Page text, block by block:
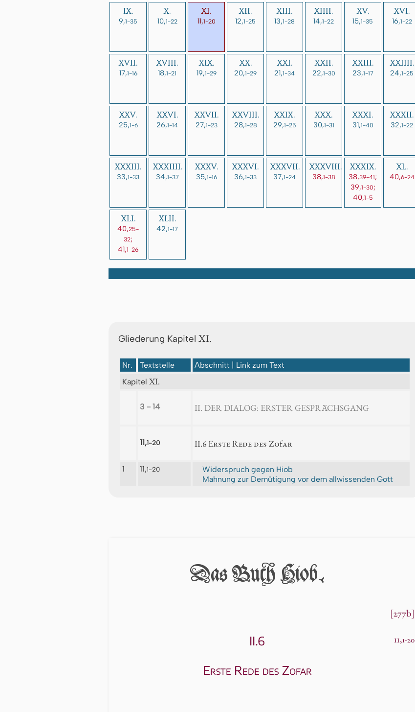
IX.
9,1-35
X.
10,1-22
XI.
11,1-20
XII.
12,1-25
XIII.
13,1-28
XIIII.
14,1-22
XV.
15,1-35
XVI.
16,1-22
XVII.
17,1-16
XVIII.
18,1-21
XIX.
19,1-29
XX.
20,1-29
XXI.
21,1-34
XXII.
22,1-30
XXIII.
23,1-17
XXIIII.
24,1-25
XXV.
25,1-6
XXVI.
26,1-14
XXVII.
27,1-23
XXVIII.
28,1-28
XXIX.
29,1-25
XXX.
30,1-31
XXXI.
31,1-40
XXXII.
32,1-22
XXXIII.
33,1-33
XXXIIII.
34,1-37
XXXV.
35,1-16
XXXVI.
36,1-33
XXXVII.
37,1-24
XXXVIII.
38,1-38
XXXIX.
38,39-41;
39,1-30;
40,1-5
XL.
40,6-24
XLI.
40,25-
32;
41,1-26
XLII.
42,1-17
Gliederung Kapitel XI.
Nr. Textstelle
Abschnitt | Link zum Text
Kapitel XI.
3 - 14 II. DER DIALOG: ERSTER GESPRÄCHSGANG
11,1-20 II.6 Erste Rede des Zofar
1 11,1-20
Widerspruch gegen Hiob
Mahnung zur Demütigung vor dem allwissenden Gott
Das Bucĥ Hiob.
[277b]
II.6
Erste Rede des Zofar
11,1-20